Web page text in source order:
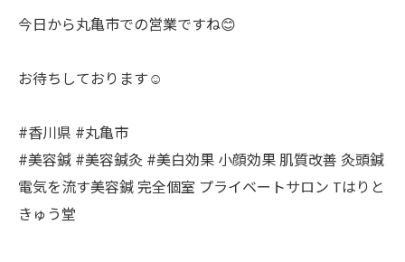
今日から丸亀市での営業ですね😊
お待ちしております☺️
#香川県 #丸亀市
#美容鍼 #美容鍼灸 #美白効果 小顔効果 肌質改善 灸頭鍼
電気を流す美容鍼 完全個室 プライベートサロン Tはりと
きゅう堂